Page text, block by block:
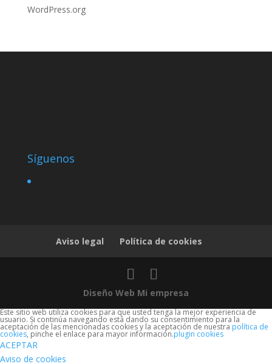
WordPress.org
Síguenos
Aviso legal Política de cookies
Diseño Web Mi empresa
Este sitio web utiliza cookies para que usted tenga la mejor experiencia de
usuario. Si continúa navegando está dando su consentimiento para la
aceptación de las mencionadas cookies y la aceptación de nuestra política de
cookies, pinche el enlace para mayor información.plugin cookies
ACEPTAR
Aviso de cookies